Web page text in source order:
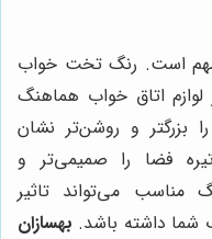
است. رنگ تخت خواب
لوازم اتاق خواب هماهنگ
بزرگتر و روشن‌تر نشان
فضا را صمیمی‌تر و
مناسب می‌تواند تاثیر
شما داشته باشد. بهسازان